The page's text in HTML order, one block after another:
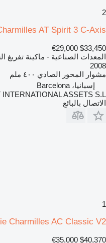
2
AT Spirit 3 C-Axis
$33,450
€29,000
المعدات الصناعية - ماكينة تفريغ
2008
مشوار المحور الصادي ٤٠٠ ملم
إسبانيا، Barcelona
ASSETS S.L,
الاتصال بالبائع
1
Charmilles AC Classic V2
$40,370
€35,000